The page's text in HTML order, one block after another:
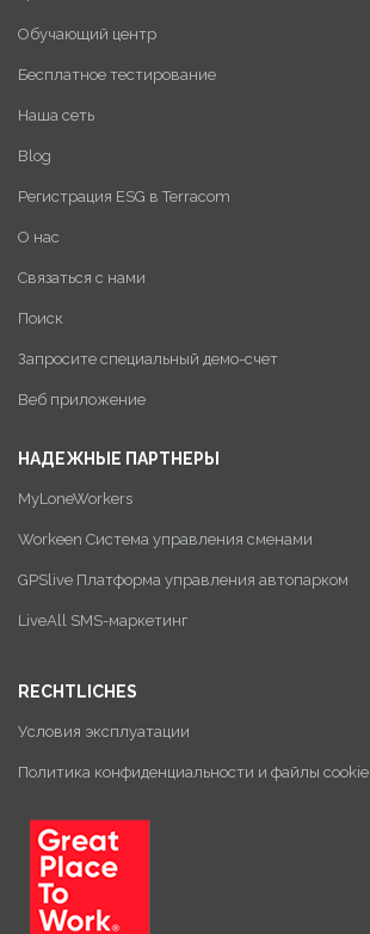
Обучающий центр
Бесплатное тестирование
Наша сеть
Blog
Регистрация ESG в Terracom
О нас
Связаться с нами
Поиск
Запросите специальный демо-счет
Веб приложение
НАДЕЖНЫЕ ПАРТНЕРЫ
MyLoneWorkers
Workeen Система управления сменами
GPSlive Платформа управления автопарком
LiveAll SMS-маркетинг
RECHTLICHES
Условия эксплуатации
Политика конфиденциальности и файлы cookie